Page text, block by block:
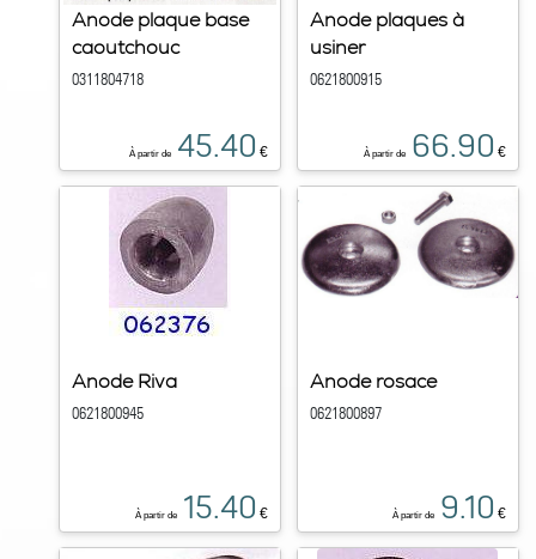
Anode plaque base
caoutchouc
0311804718
À partir de 45.40 €
Anode plaques à
usiner
0621800915
À partir de 66.90 €
Anode Riva
0621800945
À partir de 15.40 €
Anode rosace
0621800897
À partir de 9.10 €